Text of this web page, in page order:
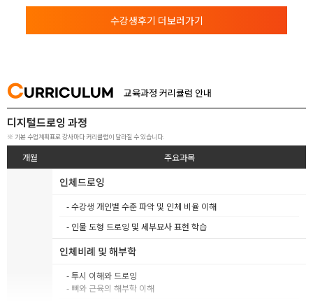
수강생후기 더보러가기
CURRICULUM 교육과정 커리큘럼 안내
디지털드로잉 과정
※ 기본 수업계획표로 강사마다 커리큘럼이 달라질 수 있습니다.
개월 주요과목
인체드로잉
- 수강생 개인별 수준 파악 및 인체 비율 이해
- 인물 도형 드로잉 및 세부묘사 표현 학습
인체비례 및 해부학
- 투시 이해와 드로잉
- 뼈와 근육의 해부학 이해